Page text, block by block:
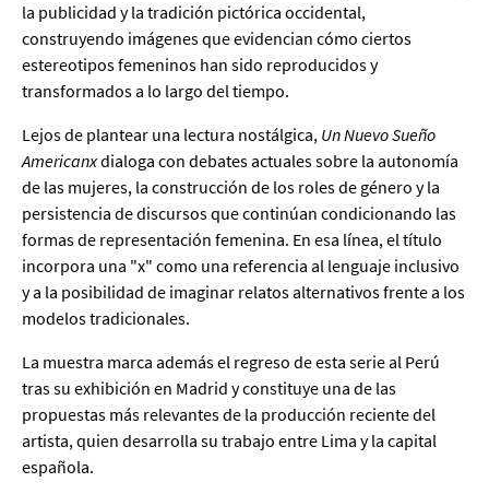
la publicidad y la tradición pictórica occidental,
construyendo imágenes que evidencian cómo ciertos
estereotipos femeninos han sido reproducidos y
transformados a lo largo del tiempo.
Lejos de plantear una lectura nostálgica, Un Nuevo Sueño
Americanxdialoga con debates actuales sobre la autonomía
de las mujeres, la construcción de los roles de género y la
persistencia de discursos que continúan condicionando las
formas de representación femenina. En esa línea, el título
incorpora una "x" como una referencia al lenguaje inclusivo
y a la posibilidad de imaginar relatos alternativos frente a los
modelos tradicionales.
La muestra marca además el regreso de esta serie al Perú
tras su exhibición en Madrid y constituye una de las
propuestas más relevantes de la producción reciente del
artista, quien desarrolla su trabajo entre Lima y la capital
española.